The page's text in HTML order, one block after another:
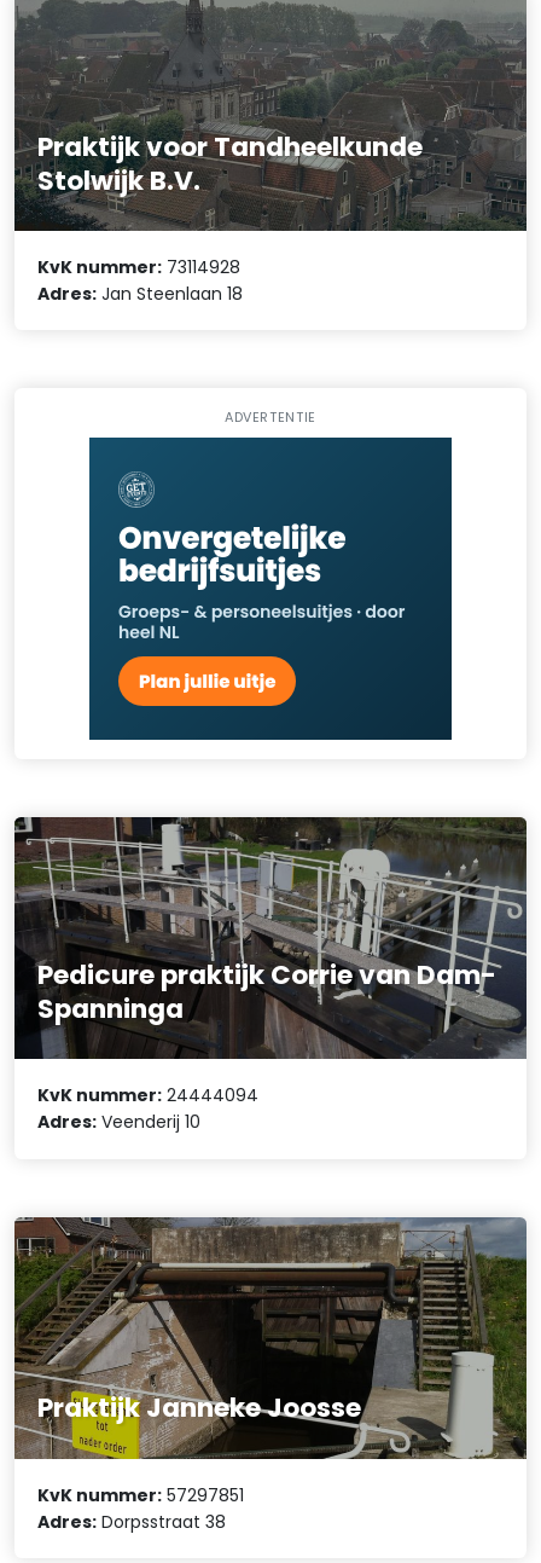
Praktijk voor Tandheelkunde
Stolwijk B.V.
KvK nummer: 73114928
Adres: Jan Steenlaan 18
ADVERTENTIE
Pedicure praktijk Corrie van Dam-
Spanninga
KvK nummer: 24444094
Adres: Veenderij 10
Praktijk Janneke Joosse
KvK nummer: 57297851
Adres: Dorpsstraat 38